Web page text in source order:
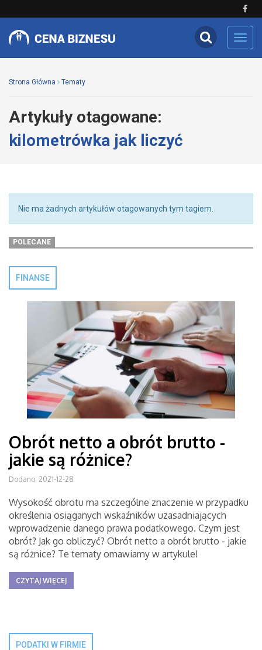
Strona Główna Tematy
Artykuły otagowane:
kilometrówka jak liczyć
Nie ma żadnych artykułów otagowanych tym tagiem.
POLECANE
FINANSE
Obrót netto a obrót brutto -
jakie są różnice?
Dodano: 2021-12-28
Wysokość obrotu ma szczególne znaczenie w przypadku
określenia osiąganych wskaźników uzasadniających
wprowadzenie danego prawa podatkowego. Czym jest
obrót? Jak go obliczyć? Obrót netto a obrót brutto - jakie
są różnice? Te tematy omawiamy w artykule!
CZYTAJ WIĘCEJ
PODATKI W FIRMIE